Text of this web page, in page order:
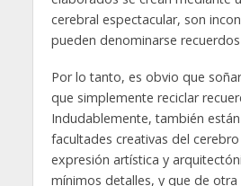
cerebral espectacular, son
pueden denominarse
Por lo tanto, es obvio que
que simplemente reciclar
Indudablemente, también
facultades creativas del
expresión artística y
mínimos detalles, y que de otra